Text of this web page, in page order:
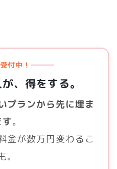
付中！
、得をする。
プランから先に埋ま
す。
金が数万円変わるこ
。
教習所の口コミ
アから探す（一覧）
東北地方
甲信越